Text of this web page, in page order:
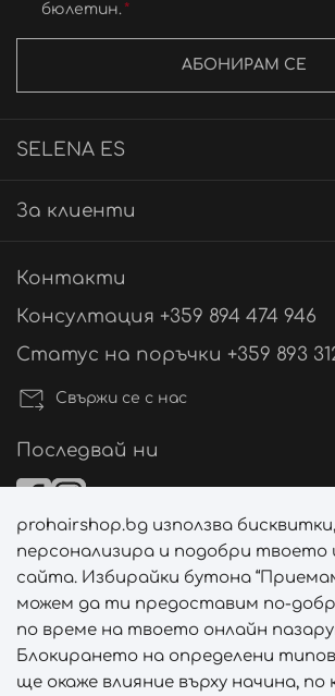
бюлетин.
АБОНИРАМ СЕ
SELENA ES
За клиенти
Контакти
Консултация +359 894 474 946
Статус на поръчки +359 893
Свържи се с нас
Последвай ни
Начини на плащане
Начини на доставка
prohairshop.bg използва
персонализира и подобри твоето
сайта. Избирайки бутона
можем да ти предоставим по-
по време на твоето онлайн
Блокирането на определени
ще окаже влияние върху начина,